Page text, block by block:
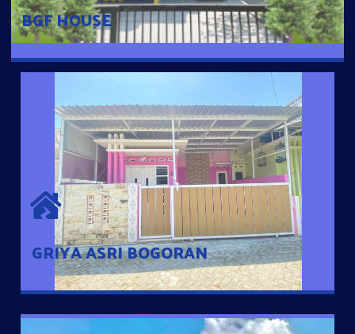
BGF HOUSE
GRIYA ASRI BOGORAN
GRIYA ASRI BOGORAN
Desain Modern Minimalis dengan Konsep Rumah Pintar
Sehingga Memudahkan Penghuni mengakses rumahnya
dengan Ponsel